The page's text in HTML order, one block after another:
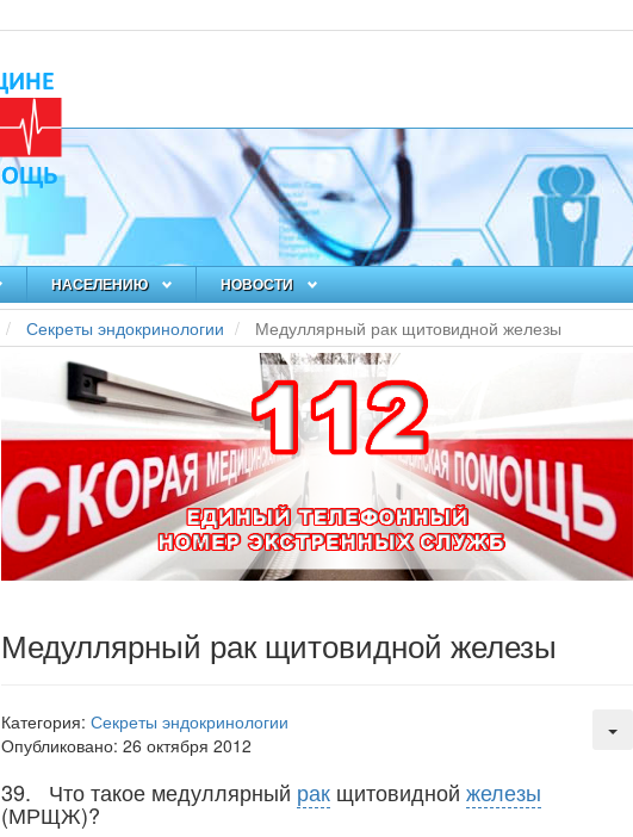
НАСЕЛЕНИЮ НОВОСТИ
Секреты эндокринологии Медуллярный рак щитовидной железы
Медуллярный рак щитовидной железы
Категория: Секреты эндокринологии
Опубликовано: 26 октября 2012
39. Что такое медуллярный рак щитовидной железы
(МРЩЖ)?